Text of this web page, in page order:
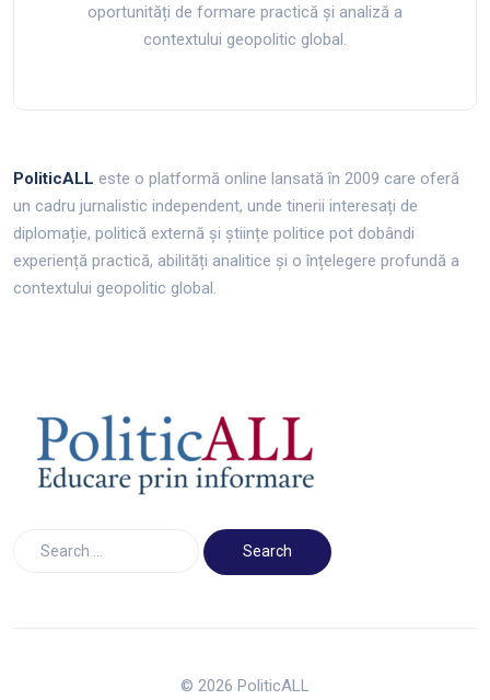
oportunități de formare practică și analiză a
contextului geopolitic global.
PoliticALL este o platformă online lansată în 2009 care oferă
un cadru jurnalistic independent, unde tinerii interesați de
diplomație, politică externă și științe politice pot dobândi
experiență practică, abilități analitice și o înțelegere profundă a
contextului geopolitic global.
© 2026 PoliticALL